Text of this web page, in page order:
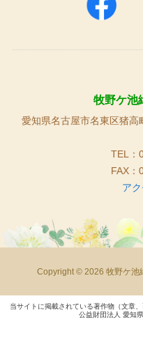
牧野ケ池
愛知県名古屋市名東区猪
TEL：
FAX：
ア
Copyright © 2026 牧野ケ池
当サイトに掲載されている著作物（文章
公益財団法人 愛知